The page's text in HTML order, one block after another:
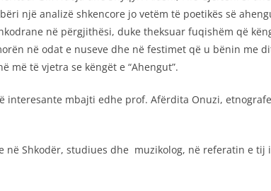
një analizë shkencore jo vetëm të poetikës së
në përgjithësi, duke theksuar fuqishëm që
në odat e nuseve dhe në festimet që u bënin me
më të vjetra se këngët e “Ahengut”.
interesante mbajti edhe prof. Afërdita Onuzi,
në Shkodër, studiues dhe muzikolog, në referatin e